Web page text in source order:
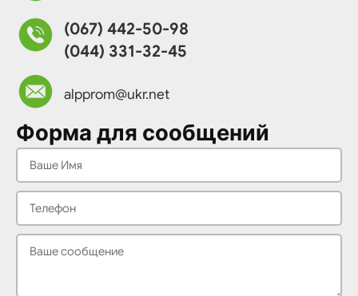
(067) 442-50-98
(044) 331-32-45
alpprom@ukr.net
Форма для сообщений